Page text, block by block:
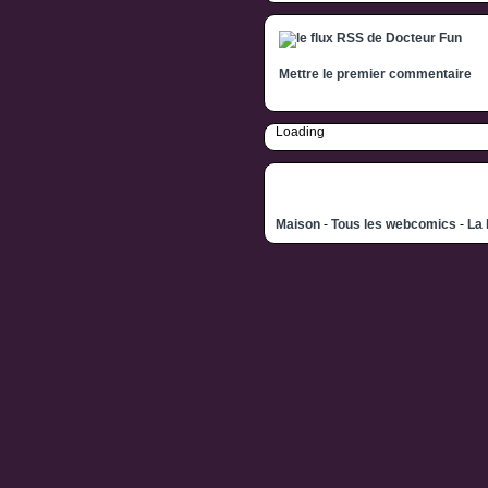
Mettre le premier commentaire
Loading
Maison - Tous les webcomics - La